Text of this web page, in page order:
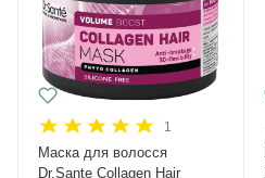
1
Маска для волосся
Dr.Sante Collagen Hair